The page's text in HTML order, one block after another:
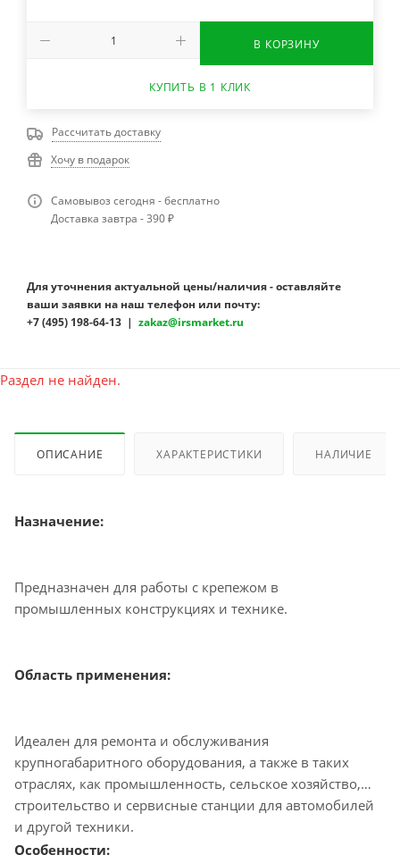
В КОРЗИНУ
КУПИТЬ В 1 КЛИК
Рассчитать доставку
Хочу в подарок
Самовывоз сегодня - бесплатно
Доставка завтра - 390 ₽
Для уточнения актуальной цены/наличия - оставляйте
ваши заявки на наш телефон или почту:
+7 (495) 198-64-13 | zakaz@irsmarket.ru
Раздел не найден.
ОПИСАНИЕ ХАРАКТЕРИСТИКИ НАЛИЧИЕ
Назначение:
Предназначен для работы с крепежом в
промышленных конструкциях и технике.
Область применения:
Идеален для ремонта и обслуживания
крупногабаритного оборудования, а также в таких
отраслях, как промышленность, сельское хозяйство,
строительство и сервисные станции для автомобилей
и другой техники.
Особенности: